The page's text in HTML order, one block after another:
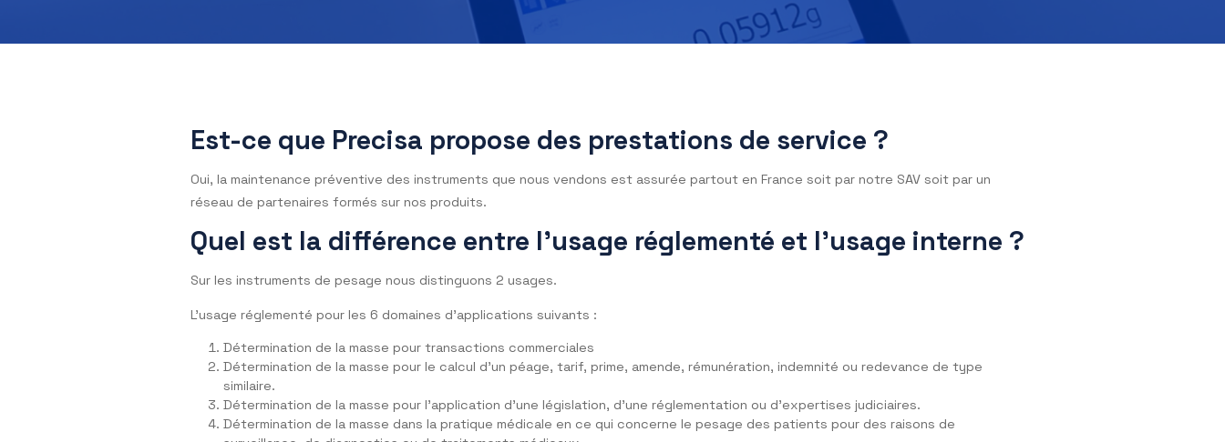
Est-ce que Precisa propose des prestations de service ?
Oui, la maintenance préventive des instruments que nous vendons est assurée partout en France soit par notre SAV soit par un
Quel est la différence entre l’usage réglementé et l’usage interne ?
Sur les instruments de pesage nous distinguons 2 usages.
L’usage réglementé pour les 6 domaines d’applications suivants :
Détermination de la masse pour transactions commerciales